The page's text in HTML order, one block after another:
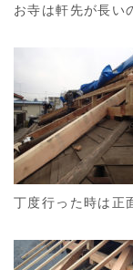
お寺は軒先が長い
丁度行った時は正